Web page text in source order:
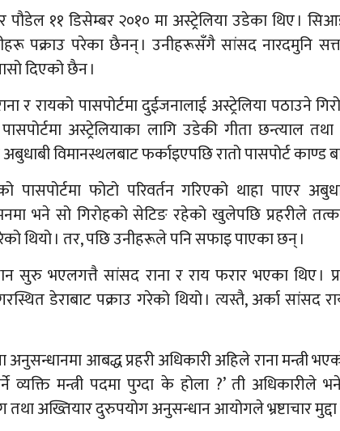
पौडेल ११ डिसेम्बर २०१० मा अस्ट्रेलिया उडेका थिए ।
पक्राउ परेका छैनन् । उनीहरूसँगै सांसद नारदमुनि
दिएको छैन ।
र रायको पासपोर्टमा दुईजनालाई अस्ट्रेलिया पठाउने
अस्ट्रेलियाका लागि उडेकी गीता छन्त्याल
विमानस्थलबाट फर्काइएपछि रातो पासपोर्ट काण्ड
पासपोर्टमा फोटो परिवर्तन गरिएको थाहा पाएर
भने सो गिरोहको सेटिङ रहेको खुलेपछि प्रहरीले
थियो । तर, पछि उनीहरूले पनि सफाइ पाएका छन् ।
सुरु भएलगत्तै सांसद राना र राय फरार भएका थिए ।
डेराबाट पक्राउ गरेको थियो । त्यस्तै, अर्का सांसद
अनुसन्धानमा आबद्ध प्रहरी अधिकारी अहिले राना मन्त्री
व्यक्ति मन्त्री पदमा पुग्दा के होला ?’ ती अधिकारीले
अख्तियार दुरुपयोग अनुसन्धान आयोगले भ्रष्टाचार मुद्दा